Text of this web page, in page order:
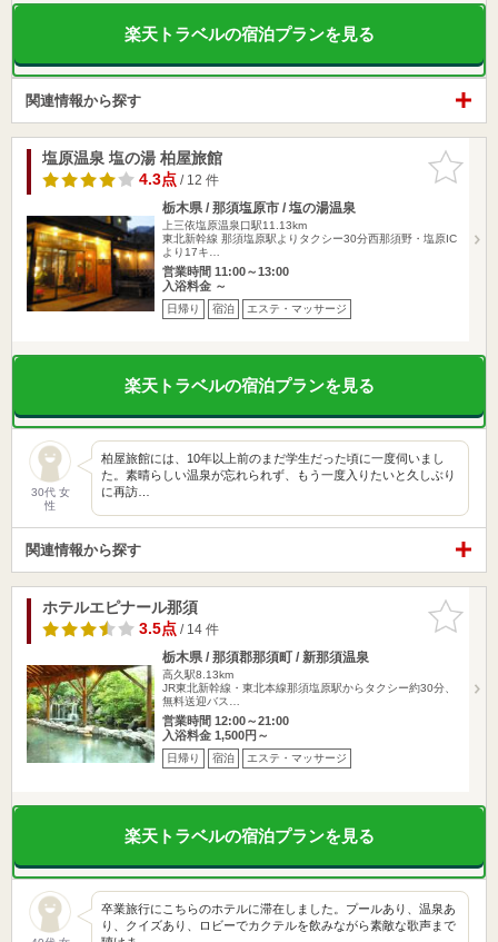
楽天トラベルの宿泊プランを見る
関連情報から探す
お気に入
りに追加
塩原温泉 塩の湯 柏屋旅館
4.3点/ 12 件
栃木県 / 那須塩原市 / 塩の湯温泉
上三依塩原温泉口駅11.13km
東北新幹線 那須塩原駅よりタクシー30分西那須野・塩原IC
より17キ…
営業時間 11:00～13:00
入浴料金 ～
日帰り 宿泊 エステ・マッサージ
楽天トラベルの宿泊プランを見る
30代 女
性
柏屋旅館には、10年以上前のまだ学生だった頃に一度伺いまし
た。素晴らしい温泉が忘れられず、もう一度入りたいと久しぶり
に再訪…
関連情報から探す
お気に入
りに追加
ホテルエピナール那須
3.5点/ 14 件
栃木県 / 那須郡那須町 / 新那須温泉
高久駅8.13km
JR東北新幹線・東北本線那須塩原駅からタクシー約30分、
無料送迎バス…
営業時間 12:00～21:00
入浴料金 1,500円～
日帰り 宿泊 エステ・マッサージ
楽天トラベルの宿泊プランを見る
卒業旅行にこちらのホテルに滞在しました。プールあり、温泉あ
り、クイズあり、ロビーでカクテルを飲みながら素敵な歌声まで